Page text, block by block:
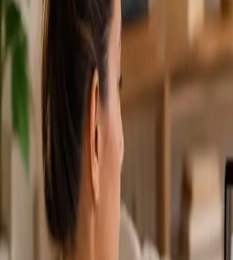
Duration
15 min
Más información: Cardiología Especialista
Specialist
Consulta Diagnostico vascular
Duration